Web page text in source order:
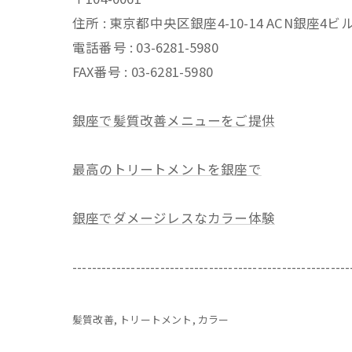
住所 : 東京都中央区銀座4-10-14 ACN銀座4ビ
電話番号 : 03-6281-5980
FAX番号 : 03-6281-5980
銀座で髪質改善メニューをご提供
最高のトリートメントを銀座で
銀座でダメージレスなカラー体験
髪質改善 トリートメント カラー